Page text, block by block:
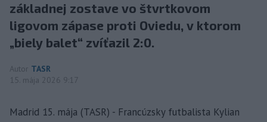
základnej zostave vo štvrtkovom
ligovom zápase proti Oviedu, v ktorom
„biely balet“ zvíťazil 2:0.
Autor TASR
15. mája 2026 9:17
Madrid 15. mája (TASR) - Francúzsky futbalista Kylian